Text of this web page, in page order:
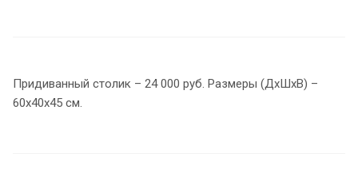
Придиванный столик – 24 000 руб. Размеры (ДхШхВ) –
60х40х45 см.